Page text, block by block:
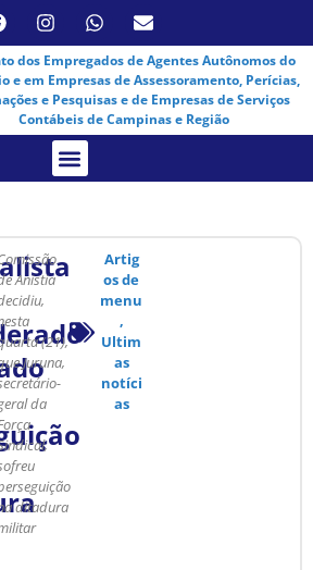
dos Empregados de Agentes Autônomos do
e em Empresas de Assessoramento, Perícias,
e Pesquisas e de Empresas de Serviços
Contábeis de Campinas e Região
Anistia
(21),
Juruna,
da
ditadura
Artig
os de
menu
,
Ultim
as
notíci
as